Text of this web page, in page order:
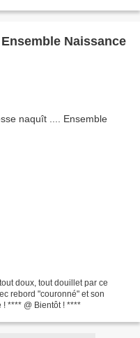
Naissance
doux, tout douillet par ce
rebord "couronné" et son
**** @ Bientôt ! ****